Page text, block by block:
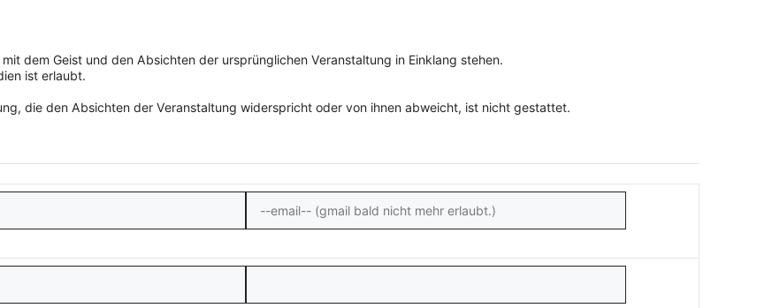
dem Geist und den Absichten der ursprünglichen Veranstaltung in Einklang stehen.
ist erlaubt.
die den Absichten der Veranstaltung widerspricht oder von ihnen abweicht, ist nicht gestattet.